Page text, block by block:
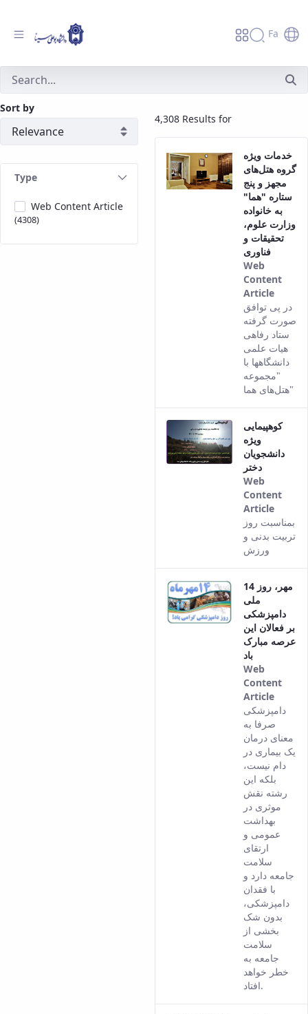
Fa
جستجو - دانشگاه بوعلی سینا همدان
Sort by
Type
Web Content Article
(4308)
4,308 Results for
خدمات ویژه
گروه هتل‌های
مجهز و پنج
ستاره "هما"
به خانواده
وزارت علوم،
تحقیقات و
فناوری
Web
Content
Article
result
comes
from
the
در پی توافق
صورت گرفته
ستاد رفاهی
هیات علمی
دانشگاهها با
"مجموعه
هتل‌های هما"
کوهپیمایی
ویژه
دانشجویان
دختر
Web
Content
Article
This
result
comes
of this
بمناسبت روز
تربیت بدنی و
ورزش
14 مهر، روز
ملی
دامپزشکی
بر فعالان این
عرصه مبارک
باد
Web
Content
Article
This
comes
from
the
of this
دامپزشکی
صرفا به
معنای درمان
یک بیماری در
دام نیست،
بلکه این
رشته نقش
موثری در
بهداشت
عمومی و
ارتقای
سلامت
جامعه دارد و
با فقدان
دامپزشکی،
بدون شک
بخشی از
سلامت
جامعه به
خطر خواهد
افتاد.